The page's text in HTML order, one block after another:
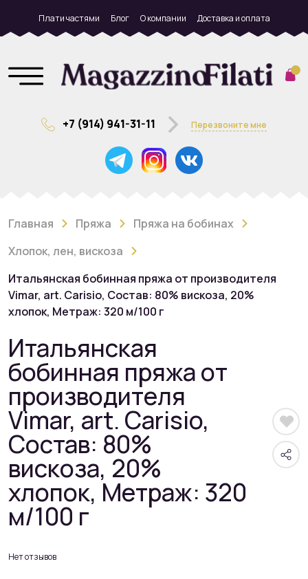
Плати частями Блог О компании Доставка и оплата
+7 (914) 941-31-11 Перезвоните мне
Главная Пряжа
Пряжа на бобинах
Хлопок, лен, вискоза
Итальянская бобинная пряжа от производителя
Vimar, art. Carisio, Состав: 80% вискоза, 20%
хлопок, Метраж: 320 м/100 г
Итальянская
бобинная пряжа от
производителя
Vimar, art. Carisio,
Состав: 80%
вискоза, 20%
хлопок, Метраж: 320
м/100 г
Нет отзывов